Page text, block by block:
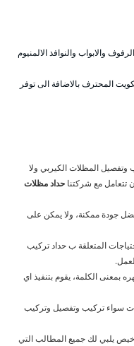
والابواب والنوافذ الالمنيوم
المحترف بالاضافة الى توفر
المظلات الكيربي ولا
تتعامل مع شركتنا حداد مظلات
جودة ممكنة، ولا يمكن على
المتعلقة ب حداد تركيب
الكلمة، يقوم بتنفيذ اي
سواء تركيب وتفصيل وتركيب
يلبي لك جميع المطالب التي